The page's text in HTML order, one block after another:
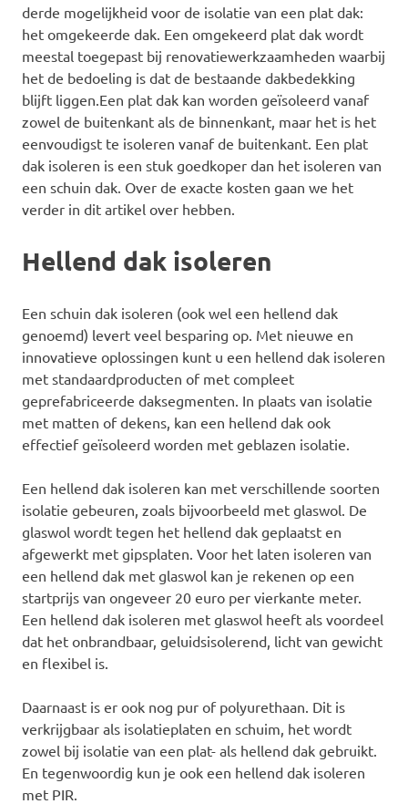
derde mogelijkheid voor de isolatie van een plat dak:
het omgekeerde dak. Een omgekeerd plat dak wordt
meestal toegepast bij renovatiewerkzaamheden waarbij
het de bedoeling is dat de bestaande dakbedekking
blijft liggen.Een plat dak kan worden geïsoleerd vanaf
zowel de buitenkant als de binnenkant, maar het is het
eenvoudigst te isoleren vanaf de buitenkant. Een plat
dak isoleren is een stuk goedkoper dan het isoleren van
een schuin dak. Over de exacte kosten gaan we het
verder in dit artikel over hebben.
Hellend dak isoleren
Een schuin dak isoleren (ook wel een hellend dak
genoemd) levert veel besparing op. Met nieuwe en
innovatieve oplossingen kunt u een hellend dak isoleren
met standaardproducten of met compleet
geprefabriceerde daksegmenten. In plaats van isolatie
met matten of dekens, kan een hellend dak ook
effectief geïsoleerd worden met geblazen isolatie.
Een hellend dak isoleren kan met verschillende soorten
isolatie gebeuren, zoals bijvoorbeeld met glaswol. De
glaswol wordt tegen het hellend dak geplaatst en
afgewerkt met gipsplaten. Voor het laten isoleren van
een hellend dak met glaswol kan je rekenen op een
startprijs van ongeveer 20 euro per vierkante meter.
Een hellend dak isoleren met glaswol heeft als voordeel
dat het onbrandbaar, geluidsisolerend, licht van gewicht
en flexibel is.
Daarnaast is er ook nog pur of polyurethaan. Dit is
verkrijgbaar als isolatieplaten en schuim, het wordt
zowel bij isolatie van een plat- als hellend dak gebruikt.
En tegenwoordig kun je ook een hellend dak isoleren
met PIR.